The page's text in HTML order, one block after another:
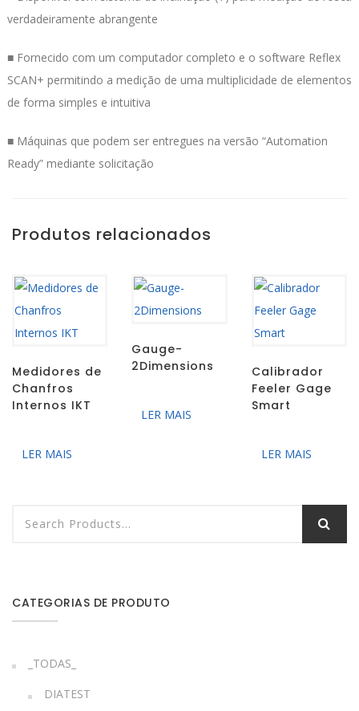
verdadeiramente abrangente
■ Fornecido com um computador completo e o software Reflex
SCAN+ permitindo a medição de uma multiplicidade de elementos
de forma simples e intuitiva
■ Máquinas que podem ser entregues na versão “Automation
Ready” mediante solicitação
Produtos relacionados
Medidores de
Chanfros
Internos IKT
LER MAIS
Gauge-
2Dimensions
LER MAIS
Calibrador
Feeler Gage
Smart
LER MAIS
CATEGORIAS DE PRODUTO
_TODAS_
DIATEST